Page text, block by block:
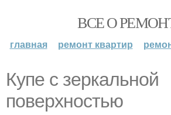
ВСЕ О
главная ремонт квартир
Купе с зеркальной
поверхностью